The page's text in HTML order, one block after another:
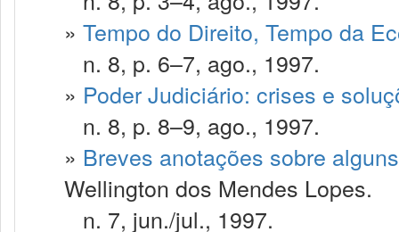
» Tempo do Direito, Tempo da
n. 8, p. 6–7, ago., 1997.
» Poder Judiciário: crises e
n. 8, p. 8–9, ago., 1997.
» Breves anotações sobre
Wellington dos Mendes Lopes.
n. 7, jun./jul., 1997.